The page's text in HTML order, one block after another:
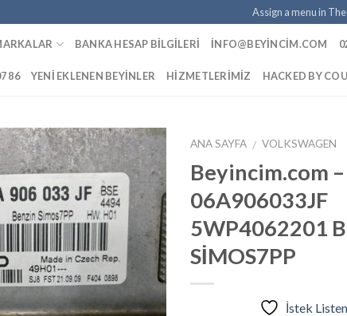
Assign a menu in
BANKA HESAP BILGILERI INFO@BEYINCIM.COM
86 YENI EKLENEN BEYINLER HIZMETLERIMIZ HACKED BY
İstek
Listeme
Ekle
ANA SAYFA / VOLKSWAGEN
Beyincim.com –
06A906033JF
5WP4062201
SİMOS7PP
İstek